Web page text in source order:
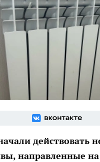
действовать
направленные